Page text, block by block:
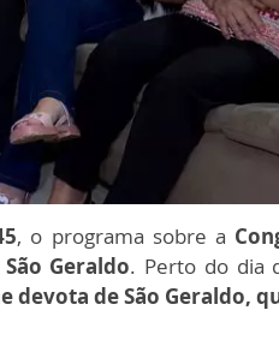
, o programa sobre a
São Geraldo. Perto do dia
devota de São Geraldo,